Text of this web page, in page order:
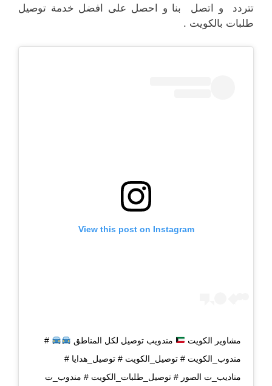
تتردد و اتصل بنا و احصل على افضل خدمة توصيل
طلبات بالكويت .
View this post on Instagram
مشاوير الكويت مندويب توصيل لكل المناطق
#
مندوب_الكويت # توصيل_الكويت # توصيل_هدايا #
مناديب_ت الصور # توصيل_طلبات_الكويت # مندوب_ت